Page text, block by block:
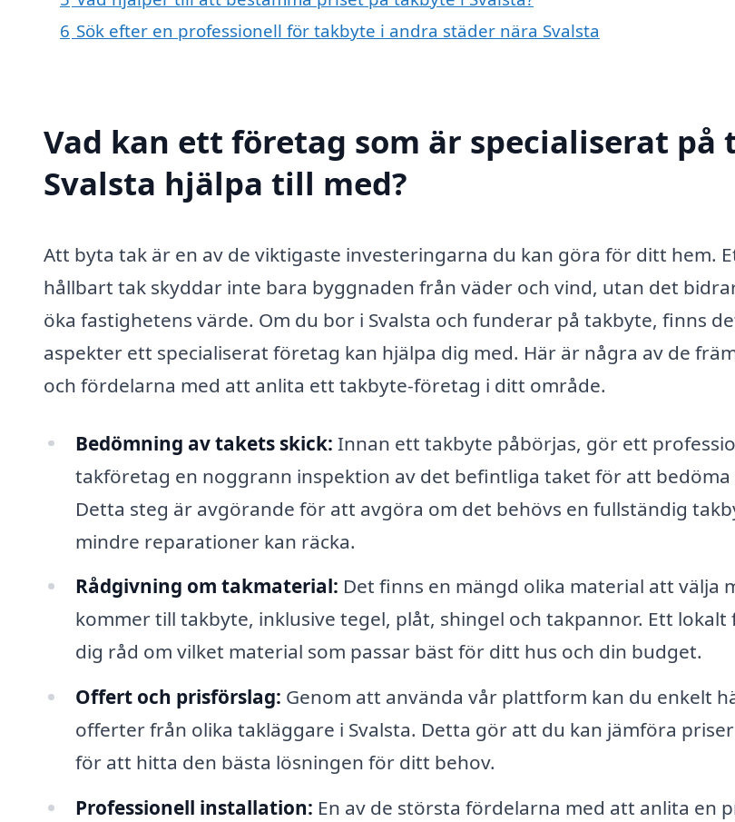
6 Sök efter en professionell för takbyte i andra städer nära Svalsta
Vad kan ett företag som är specialiserat på
Svalsta hjälpa till med?
Att byta tak är en av de viktigaste investeringarna du kan göra för ditt hem.
hållbart tak skyddar inte bara byggnaden från väder och vind, utan det
öka fastighetens värde. Om du bor i Svalsta och funderar på takbyte, finns
aspekter ett specialiserat företag kan hjälpa dig med. Här är några av de
och fördelarna med att anlita ett takbyte-företag i ditt område.
Bedömning av takets skick: Innan ett takbyte påbörjas, gör ett
takföretag en noggrann inspektion av det befintliga taket för att bedöma
Detta steg är avgörande för att avgöra om det behövs en fullständig
mindre reparationer kan räcka.
Rådgivning om takmaterial: Det finns en mängd olika material att välja
kommer till takbyte, inklusive tegel, plåt, shingel och takpannor. Ett lokalt
dig råd om vilket material som passar bäst för ditt hus och din budget.
Offert och prisförslag: Genom att använda vår plattform kan du enkelt
offerter från olika takläggare i Svalsta. Detta gör att du kan jämföra
för att hitta den bästa lösningen för ditt behov.
Professionell installation: En av de största fördelarna med att anlita en